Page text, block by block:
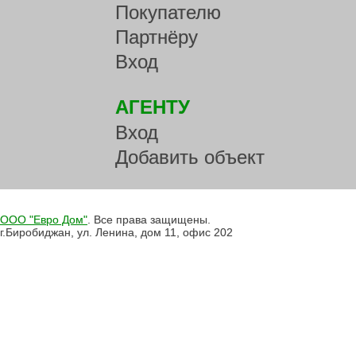
Покупателю
Партнёру
Вход
АГЕНТУ
Вход
Добавить объект
ООО "Евро Дом" . Все права защищены.
г.Биробиджан, ул. Ленина, дом 11, офис 202